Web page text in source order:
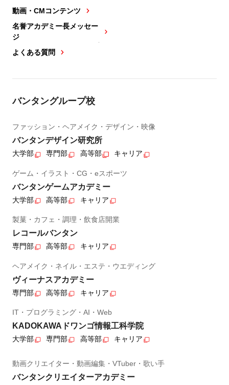
動画・CMコンテンツ
名誉アカデミー長メッセー
ジ
よくある質問
バンタングループ校
ファッション・ヘアメイク・デザイン・映像
バンタンデザイン研究所
大学部 専門部 高等部 キャリア
ゲーム・イラスト・CG・eスポーツ
バンタンゲームアカデミー
大学部 高等部 キャリア
製菓・カフェ・調理・飲食店開業
レコールバンタン
専門部 高等部 キャリア
ヘアメイク・ネイル・エステ・ウエディング
ヴィーナスアカデミー
専門部 高等部 キャリア
IT・プログラミング・AI・Web
KADOKAWAドワンゴ情報工科学院
大学部 専門部 高等部 キャリア
動画クリエイター・動画編集・VTuber・歌い手
バンタンクリエイターアカデミー